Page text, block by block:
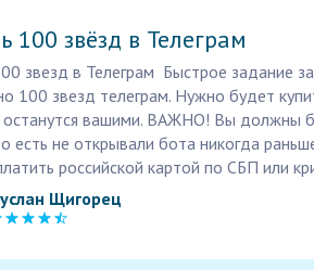
100 звёзд в Телеграм
звезд в Телеграм Быстрое задание
100 звезд телеграм. Нужно будет
вашими. ВАЖНО! Вы должны
есть не открывали бота никогда
российской картой по СБП или
Щигорец